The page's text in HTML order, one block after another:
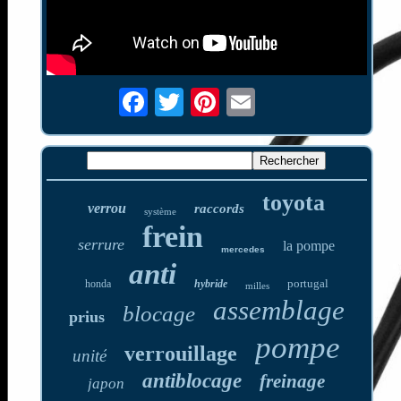
verrou système raccords toyota
serrure frein mercedes la pompe
honda anti hybride milles portugal
prius blocage assemblage
unité verrouillage pompe
japon antiblocage freinage